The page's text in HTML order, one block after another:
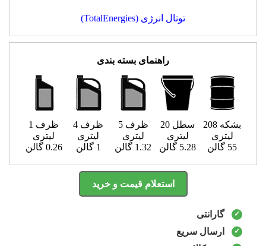
توتال انرژی (TotalEnergies)
راهنمای بسته بندی
بشکه 208
لیتری
55 گالن
سطل 20
لیتری
5.28 گالن
ظرف 5
لیتری
1.32 گالن
ظرف 4
لیتری
1 گالن
ظرف 1
لیتری
0.26 گالن
استعلام قیمت و خرید
گارانتی
ارسال سریع